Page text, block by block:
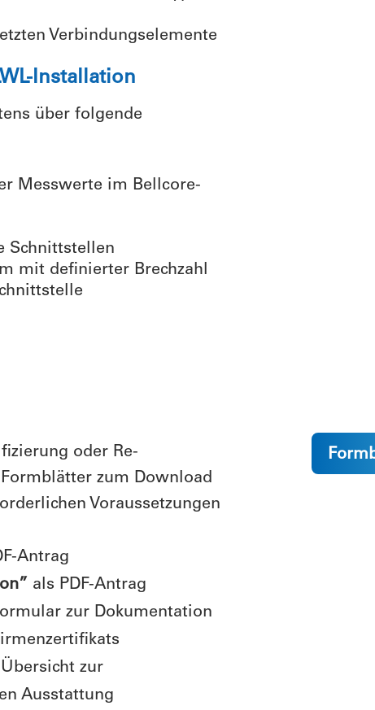
Verbindungselemente
Installation
über folgende
Messwerte im Bellcore-
Schnittstellen
mit definierter Brechzahl
oder Re-
zum Download
Voraussetzungen
Antrag
als PDF-Antrag
zur Dokumentation
Übersicht zur
Ausstattung